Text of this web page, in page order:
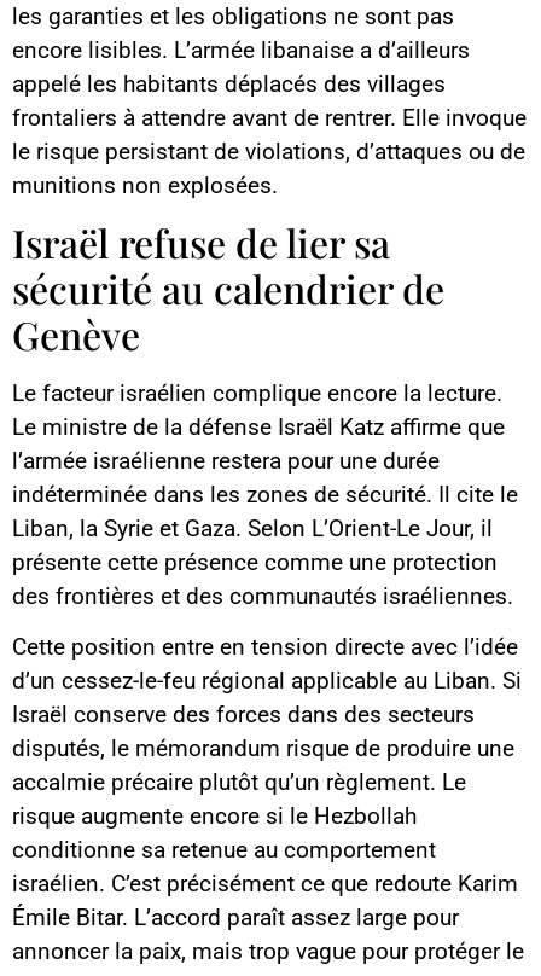
les garanties et les obligations ne sont pas
encore lisibles. L’armée libanaise a d’ailleurs
appelé les habitants déplacés des villages
frontaliers à attendre avant de rentrer. Elle invoque
le risque persistant de violations, d’attaques ou de
munitions non explosées.
Israël refuse de lier sa
sécurité au calendrier de
Genève
Le facteur israélien complique encore la lecture.
Le ministre de la défense Israël Katz affirme que
l’armée israélienne restera pour une durée
indéterminée dans les zones de sécurité. Il cite le
Liban, la Syrie et Gaza. Selon L’Orient-Le Jour, il
présente cette présence comme une protection
des frontières et des communautés israéliennes.
Cette position entre en tension directe avec l’idée
d’un cessez-le-feu régional applicable au Liban. Si
Israël conserve des forces dans des secteurs
disputés, le mémorandum risque de produire une
accalmie précaire plutôt qu’un règlement. Le
risque augmente encore si le Hezbollah
conditionne sa retenue au comportement
israélien. C’est précisément ce que redoute Karim
Émile Bitar. L’accord paraît assez large pour
annoncer la paix, mais trop vague pour protéger le